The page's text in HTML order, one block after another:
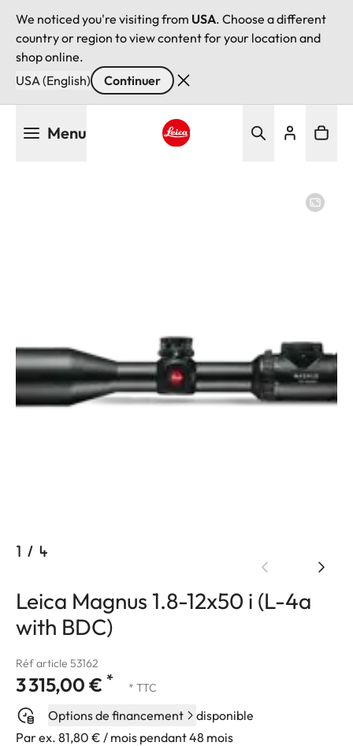
We noticed you're visiting from USA. Choose a different
country or region to view content for your location and
shop online.
USA (English)
Continuer
Menu
1 / 4
Leica Magnus 1.8-12x50 i (L-4a
with BDC)
Réf article 53162
3 315,00 € * * TTC
Options de financement
disponible
Par ex. 81,80 € / mois pendant 48 mois